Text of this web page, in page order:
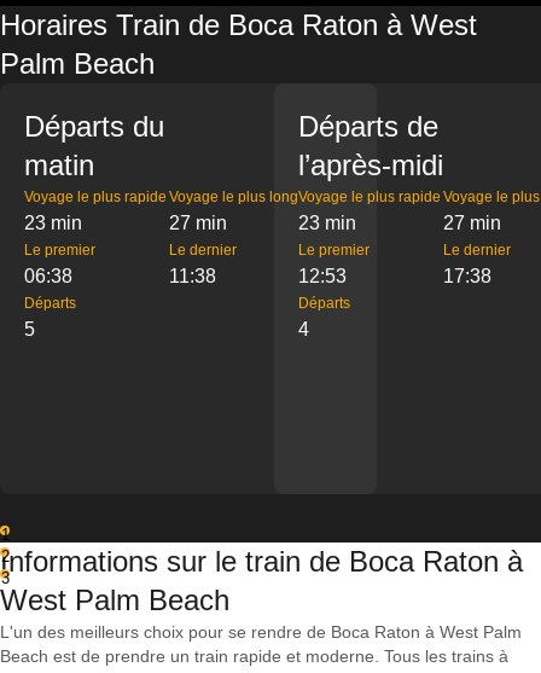
Horaires Train de Boca Raton à West
Palm Beach
Départs du
matin
Voyage le plus rapide
23 min
Voyage le plus long
27 min
Le premier
06:38
Le dernier
11:38
Départs
5
Départs de
l’après-midi
Voyage le plus rapide
23 min
Voyage le
27 min
Le premier
12:53
Le dernier
17:38
Départs
4
1
2
3
Informations sur le train de Boca Raton à
West Palm Beach
L'un des meilleurs choix pour se rendre de Boca Raton à West Palm
Beach est de prendre un train rapide et moderne. Tous les trains à